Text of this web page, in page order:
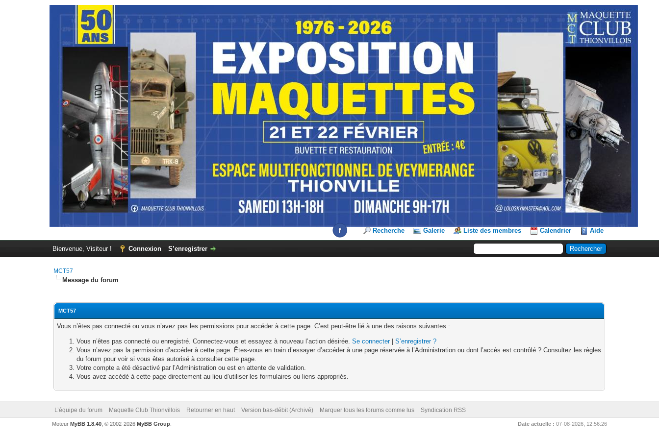
Recherche Galerie Liste des membres Calendrier Aide
Bienvenue, Visiteur ! Connexion S’enregistrer
MCT57
Message du forum
MCT57
Vous n’êtes pas connecté ou vous n’avez pas les permissions pour accéder à cette page. C’est peut-être lié à une des raisons suivantes :
Vous n’êtes pas connecté ou enregistré. Connectez-vous et essayez à nouveau l’action désirée.Se connecter|S’enregistrer ?
Vous n’avez pas la permission d’accéder à cette page. Êtes-vous en train d’essayer d’accéder à une page réservée à l’Administration ou dont l’accès est contrôlé ? Consultez les règles
du forum pour voir si vous êtes autorisé à consulter cette page.
Votre compte a été désactivé par l’Administration ou est en attente de validation.
Vous avez accédé à cette page directement au lieu d’utiliser les formulaires ou liens appropriés.
L’équipe du forum Maquette Club Thionvillois Retourner en haut Version bas-débit (Archivé) Marquer tous les forums comme lus Syndication RSS
Date actuelle : 07-08-2026, 12:56:26
Moteur MyBB 1.8.40, © 2002-2026 MyBB Group.